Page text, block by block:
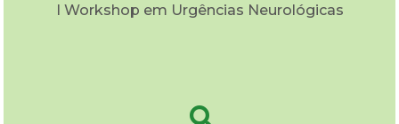
I Workshop em Urgências Neurológicas